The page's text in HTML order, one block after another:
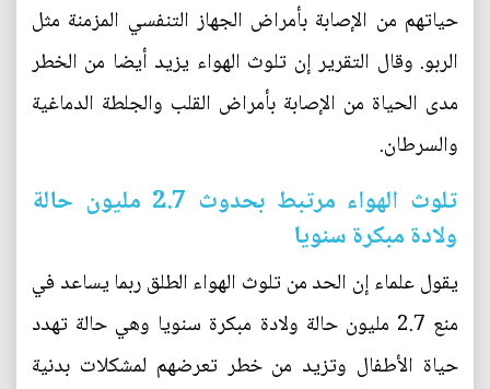
حياتهم من الإصابة بأمراض الجهاز التنفسي المزمنة مثل
الربو. وقال التقرير إن تلوث الهواء يزيد أيضا من الخطر
مدى الحياة من الإصابة بأمراض القلب والجلطة الدماغية
والسرطان.
تلوث الهواء مرتبط بحدوث 2.7 مليون حالة
ولادة مبكرة سنويا
يقول علماء إن الحد من تلوث الهواء الطلق ربما يساعد في
منع 2.7 مليون حالة ولادة مبكرة سنويا وهي حالة تهدد
حياة الأطفال وتزيد من خطر تعرضهم لمشكلات بدنية